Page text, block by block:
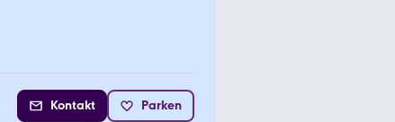
Kontakt Parken